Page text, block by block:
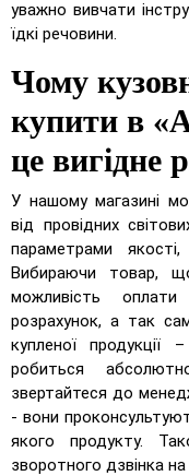
уважно вивчати
їдкі речовини.
Чому
купити в
це вигідне
У нашому магазині
від провідних
параметрами
Вибираючи товар,
можливість
розрахунок, а так
купленої продукції
робиться
звертайтеся до
- вони
якого продукту.
зворотного дзвінка на